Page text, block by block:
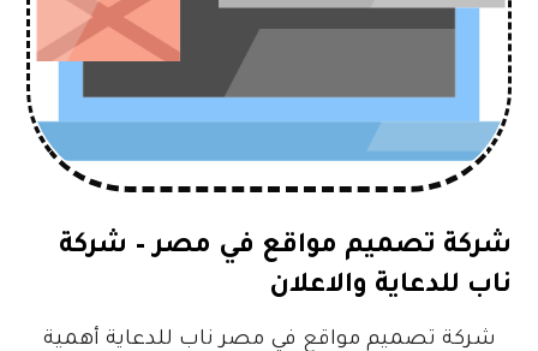
شركة تصميم مواقع في مصر – شركة
ناب للدعاية والاعلان
شركة تصميم مواقع في مصر ناب للدعاية أهمية